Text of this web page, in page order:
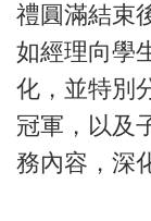
禮圓滿結束
如經理向學
化，並特別
冠軍，以及
務內容，深